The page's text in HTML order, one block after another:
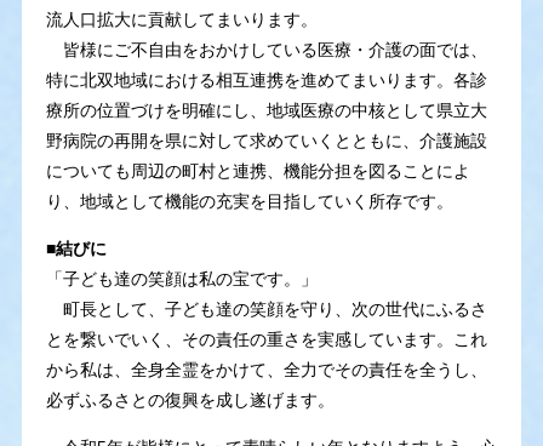
流人口拡大に貢献してまいります。
皆様にご不自由をおかけしている医療・介護の面では、
特に北双地域における相互連携を進めてまいります。各診
療所の位置づけを明確にし、地域医療の中核として県立大
野病院の再開を県に対して求めていくとともに、介護施設
についても周辺の町村と連携、機能分担を図ることによ
り、地域として機能の充実を目指していく所存です。
■結びに
「子ども達の笑顔は私の宝です。」
町長として、子ども達の笑顔を守り、次の世代にふるさ
とを繋いでいく、その責任の重さを実感しています。これ
から私は、全身全霊をかけて、全力でその責任を全うし、
必ずふるさとの復興を成し遂げます。